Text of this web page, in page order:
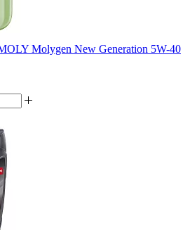
Molygen New Generation 5W-40